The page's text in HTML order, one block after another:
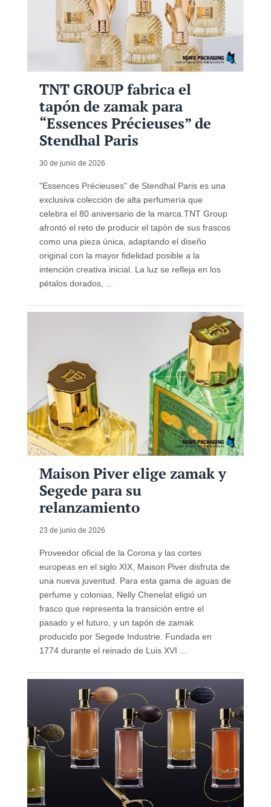
TNT GROUP fabrica el
tapón de zamak para
“Essences Précieuses” de
Stendhal Paris
30 de junio de 2026
"Essences Précieuses" de Stendhal Paris es una
exclusiva colección de alta perfumería que
celebra el 80 aniversario de la marca.TNT Group
afrontó el reto de producir el tapón de sus frascos
como una pieza única, adaptando el diseño
original con la mayor fidelidad posible a la
intención creativa inicial. La luz se refleja en los
pétalos dorados, ...
Maison Piver elige zamak y
Segede para su
relanzamiento
23 de junio de 2026
Proveedor oficial de la Corona y las cortes
europeas en el siglo XIX, Maison Piver disfruta de
una nueva juventud. Para esta gama de aguas de
perfume y colonias, Nelly Chenelat eligió un
frasco que representa la transición entre el
pasado y el futuro, y un tapón de zamak
producido por Segede Industrie. Fundada en
1774 durante el reinado de Luis XVI ...